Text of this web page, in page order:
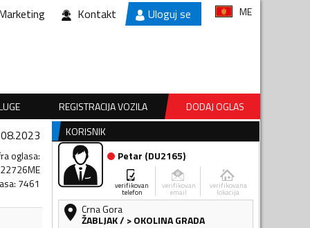
Kontakt Uloguj se ME
REGISTRACIJA VOZILA DODAJ OGLAS
oglasa:
: 7461
KORISNIK
Petar (DU2165)
verifikovan
telefon
verifikovan
email
verifikovana
lokacija
Crna Gora
ŽABLJAK/ > OKOLINA GRADA